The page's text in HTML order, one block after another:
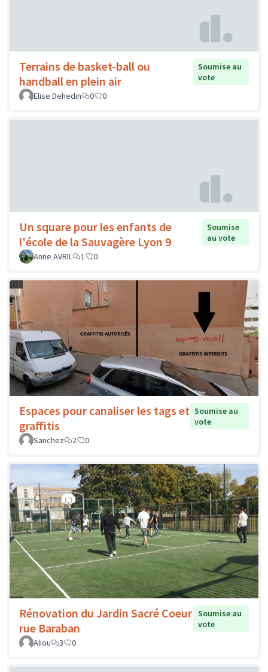
Terrains de basket-ball ou
handball en plein air
Soumise au
vote
Elise Dehedin
0 0
Un square pour les enfants de
l'école de la Sauvagère Lyon 9
Soumise
au vote
Anne AVRIL
1 0
Espaces pour canaliser les tags et
graffitis
Soumise au
vote
Sanchez
2 0
Rénovation du Jardin Sacré Coeur
rue Baraban
Soumise au
vote
Aliou
3 0